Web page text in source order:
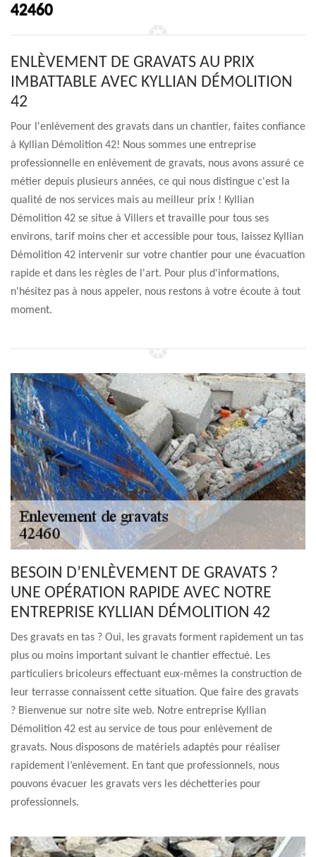
42460
ENLÈVEMENT DE GRAVATS AU PRIX
IMBATTABLE AVEC KYLLIAN DÉMOLITION
42
Pour l'enlèvement des gravats dans un chantier, faites confiance
à Kyllian Démolition 42! Nous sommes une entreprise
professionnelle en enlèvement de gravats, nous avons assuré ce
métier depuis plusieurs années, ce qui nous distingue c'est la
qualité de nos services mais au meilleur prix ! Kyllian
Démolition 42 se situe à Villers et travaille pour tous ses
environs, tarif moins cher et accessible pour tous, laissez Kyllian
Démolition 42 intervenir sur votre chantier pour une évacuation
rapide et dans les règles de l'art. Pour plus d'informations,
n'hésitez pas à nous appeler, nous restons à votre écoute à tout
moment.
BESOIN D’ENLÈVEMENT DE GRAVATS ?
UNE OPÉRATION RAPIDE AVEC NOTRE
ENTREPRISE KYLLIAN DÉMOLITION 42
Des gravats en tas ? Oui, les gravats forment rapidement un tas
plus ou moins important suivant le chantier effectué. Les
particuliers bricoleurs effectuant eux-mêmes la construction de
leur terrasse connaissent cette situation. Que faire des gravats
? Bienvenue sur notre site web. Notre entreprise Kyllian
Démolition 42 est au service de tous pour enlèvement de
gravats. Nous disposons de matériels adaptés pour réaliser
rapidement l’enlèvement. En tant que professionnels, nous
pouvons évacuer les gravats vers les déchetteries pour
professionnels.